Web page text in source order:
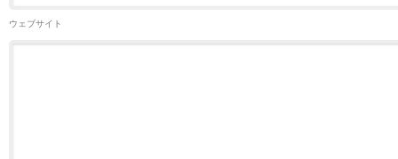
ウェブサイト